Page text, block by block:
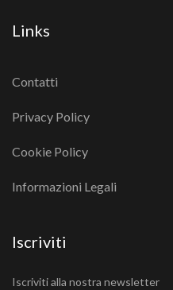
Links
Contatti
Privacy Policy
Cookie Policy
Informazioni Legali
Iscriviti
Iscriviti alla nostra newsletter